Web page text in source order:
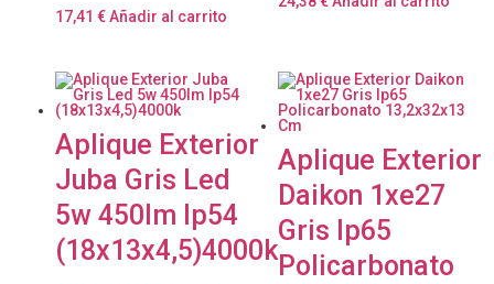
17,41 €Añadir al carrito
Aplique Exterior
Juba Gris Led
5w 450lm Ip54
(18x13x4,5)4000k
Aplique Exterior
Daikon 1xe27
Gris Ip65
Policarbonato